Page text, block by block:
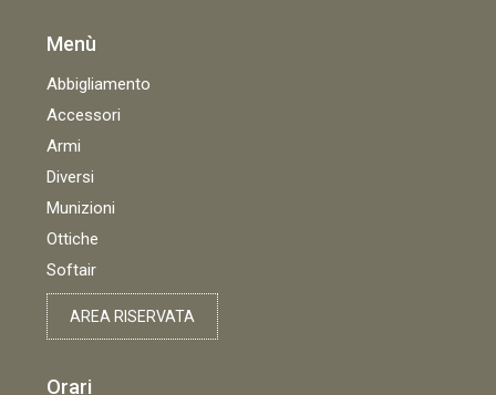
Menù
Abbigliamento
Accessori
Armi
Diversi
Munizioni
Ottiche
Softair
AREA RISERVATA
Orari